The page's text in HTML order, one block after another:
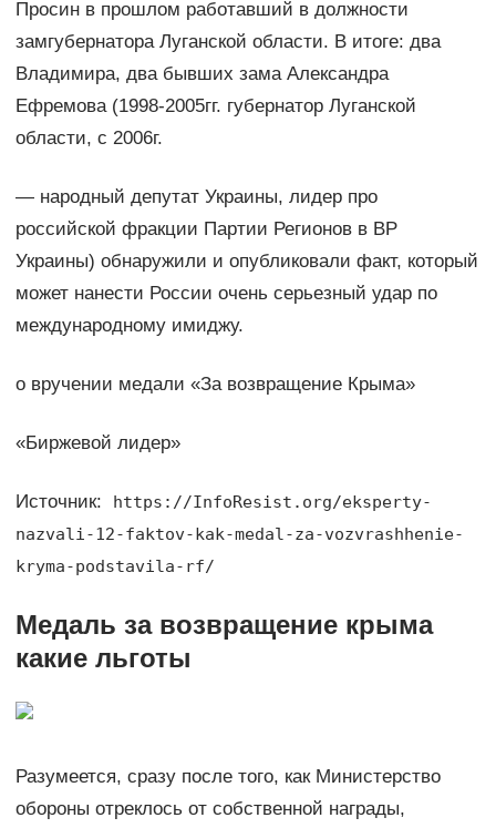
Просин в прошлом работавший в должности
замгубернатора Луганской области. В итоге: два
Владимира, два бывших зама Александра
Ефремова (1998-2005гг. губернатор Луганской
области, с 2006г.
— народный депутат Украины, лидер про
российской фракции Партии Регионов в ВР
Украины) обнаружили и опубликовали факт, который
может нанести России очень серьезный удар по
международному имиджу.
о вручении медали «За возвращение Крыма»
«Биржевой лидер»
Источник:
https://InfoResist.org/eksperty-
nazvali-12-faktov-kak-medal-za-vozvrashhenie-
kryma-podstavila-rf/
Медаль за возвращение крыма
какие льготы
Разумеется, сразу после того, как Министерство
обороны отреклось от собственной награды,